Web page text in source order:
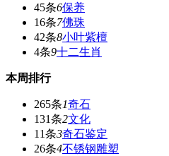
45条6保养
16条7佛珠
42条8小叶紫檀
4条9十二生肖
本周排行
265条1奇石
131条2文化
11条3奇石鉴定
26条4不锈钢雕塑